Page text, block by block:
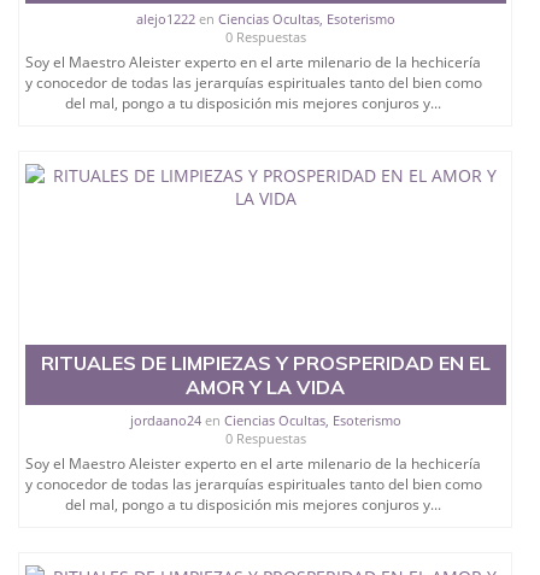
alejo1222en Ciencias Ocultas, Esoterismo
0 Respuestas
Soy el Maestro Aleister experto en el arte milenario de la hechicería
y conocedor de todas las jerarquías espirituales tanto del bien como
del mal, pongo a tu disposición mis mejores conjuros y...
RITUALES DE LIMPIEZAS Y PROSPERIDAD EN EL
AMOR Y LA VIDA
jordaano24en Ciencias Ocultas, Esoterismo
0 Respuestas
Soy el Maestro Aleister experto en el arte milenario de la hechicería
y conocedor de todas las jerarquías espirituales tanto del bien como
del mal, pongo a tu disposición mis mejores conjuros y...